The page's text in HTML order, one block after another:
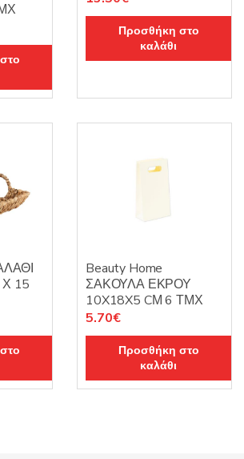
Προσθήκη στο
καλάθι
15
Beauty Home
ΣΑΚΟΥΛΑ ΕΚΡΟΥ
10X18X5 CΜ 6 ΤΜΧ
5.70€
Προσθήκη στο
καλάθι